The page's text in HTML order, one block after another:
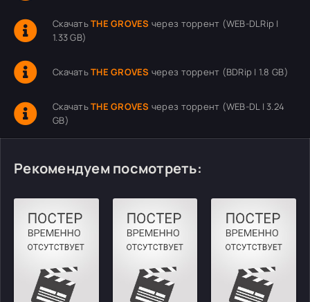
СкачатьTHE GROVES через торрент (WEB-DLRip |
1.33 GB)
СкачатьTHE GROVES через торрент (BDRip | 1.8 GB)
СкачатьTHE GROVES через торрент (WEB-DL | 3.24
GB)
Рекомендуем посмотреть: